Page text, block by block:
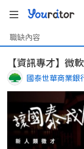
職缺內容
【資訊專才】微
國泰世華商業銀